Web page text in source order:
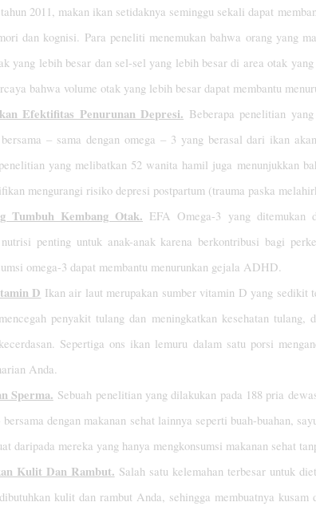
2011, makan ikan setidaknya seminggu sekali dapat
dan kognisi. Para peneliti menemukan bahwa orang yang
yang lebih besar dan sel-sel yang lebih besar di area otak
bahwa volume otak yang lebih besar dapat membantu
Efektifitas Penurunan Depresi. Beberapa penelitian
– sama dengan omega – 3 yang berasal dari ikan
yang melibatkan 52 wanita hamil juga menunjukkan
mengurangi risiko depresi postpartum (trauma paska
Tumbuh Kembang Otak. EFA Omega-3 yang
nutrisi penting untuk anak-anak karena berkontribusi bagi
omega-3 dapat membantu menurunkan gejala ADHD.
D Ikan air laut merupakan sumber vitamin D yang sedikit
penyakit tulang dan meningkatkan kesehatan
Sepertiga ons ikan lemuru dalam satu porsi
Anda.
Sperma. Sebuah penelitian yang dilakukan pada 188 pria
bersama dengan makanan sehat lainnya seperti buah-buahan,
daripada mereka yang hanya mengkonsumsi makanan sehat
Kulit Dan Rambut. Salah satu kelemahan terbesar untuk
kulit dan rambut Anda, sehingga membuatnya